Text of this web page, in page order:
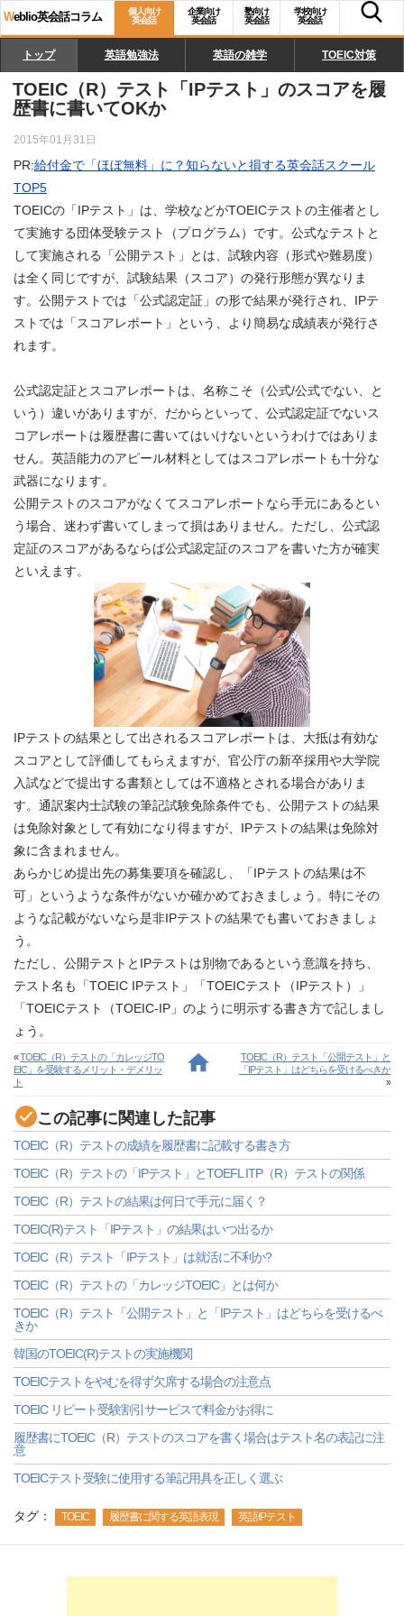
Weblio英会話コラム
個人向け
英会話
企業向け
英会話
塾向け
英会話
学校向け
英会話
トップ 英語勉強法 英語の雑学 TOEIC対策
TOEIC（R）テスト「IPテスト」のスコアを履
歴書に書いてOKか
2015年01月31日
PR:給付金で「ほぼ無料」に？知らないと損する英会話スクール
TOP5
TOEICの「IPテスト」は、学校などがTOEICテストの主催者とし
て実施する団体受験テスト（プログラム）です。公式なテストと
して実施される「公開テスト」とは、試験内容（形式や難易度）
は全く同じですが、試験結果（スコア）の発行形態が異なりま
す。公開テストでは「公式認定証」の形で結果が発行され、IPテ
ストでは「スコアレポート」という、より簡易な成績表が発行さ
れます。
公式認定証とスコアレポートは、名称こそ（公式/公式でない、と
いう）違いがありますが、だからといって、公式認定証でないス
コアレポートは履歴書に書いてはいけないというわけではありま
せん。英語能力のアピール材料としてはスコアレポートも十分な
武器になります。
公開テストのスコアがなくてスコアレポートなら手元にあるとい
う場合、迷わず書いてしまって損はありません。ただし、公式認
定証のスコアがあるならば公式認定証のスコアを書いた方が確実
といえます。
IPテストの結果として出されるスコアレポートは、大抵は有効な
スコアとして評価してもらえますが、官公庁の新卒採用や大学院
入試などで提出する書類としては不適格とされる場合がありま
す。通訳案内士試験の筆記試験免除条件でも、公開テストの結果
は免除対象として有効になり得ますが、IPテストの結果は免除対
象に含まれません。
あらかじめ提出先の募集要項を確認し、「IPテストの結果は不
可」というような条件がないか確かめておきましょう。特にその
ような記載がないなら是非IPテストの結果でも書いておきましょ
う。
ただし、公開テストとIPテストは別物であるという意識を持ち、
テスト名も「TOEIC IPテスト」「TOEICテスト（IPテスト）」
「TOEICテスト（TOEIC-IP」のように明示する書き方で記しまし
ょう。
«TOEIC（R）テストの「カレッジTO
EIC」を受験するメリット・デメリッ
ト
TOEIC（R）テスト「公開テスト」と
「IPテスト」はどちらを受けるべきか
»
この記事に関連した記事
TOEIC（R）テストの成績を履歴書に記載する書き方
TOEIC（R）テストの「IPテスト」とTOEFL ITP（R）テストの関係
TOEIC（R）テストの結果は何日で手元に届く？
TOEIC(R)テスト「IPテスト」の結果はいつ出るか
TOEIC（R）テスト「IPテスト」は就活に不利か?
TOEIC（R）テストの「カレッジTOEIC」とは何か
TOEIC（R）テスト「公開テスト」と「IPテスト」はどちらを受けるべ
きか
韓国のTOEIC(R)テストの実施機関
TOEICテストをやむを得ず欠席する場合の注意点
TOEIC リピート受験割引サービスで料金がお得に
履歴書にTOEIC（R）テストのスコアを書く場合はテスト名の表記に注
意
TOEICテスト受験に使用する筆記用具を正しく選ぶ
タグ： TOEIC 履歴書に関する英語表現 英語IPテスト